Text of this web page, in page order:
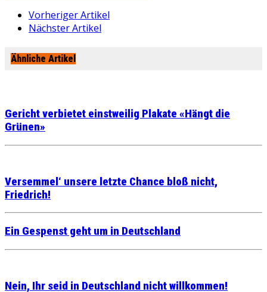
Vorheriger Artikel
Nächster Artikel
Ähnliche Artikel
Gericht verbietet einstweilig Plakate «Hängt die
Grünen»
Versemmel‘ unsere letzte Chance bloß nicht,
Friedrich!
Ein Gespenst geht um in Deutschland
Nein, Ihr seid in Deutschland nicht willkommen!